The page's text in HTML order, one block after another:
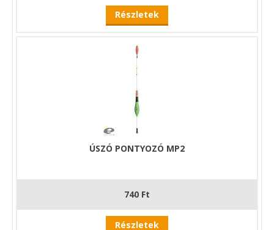
Részletek
ÚSZÓ PONTYOZÓ MP2
740 Ft
Részletek